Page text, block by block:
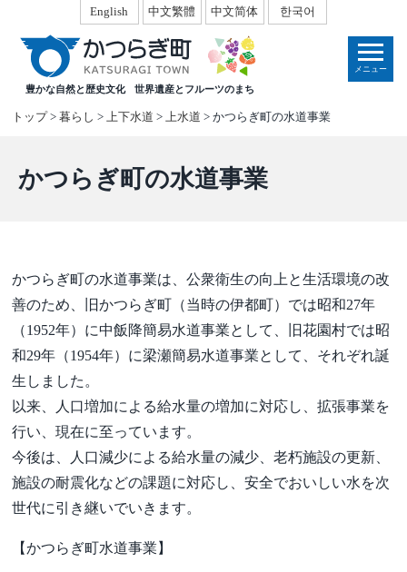
豊かな自然と歴史文化 世界遺産とフルーツのまち
English 中文繁體 中文简体 한국어
メニュー
トップ>暮らし > 上下水道 > 上水道 > かつらぎ町の水道事業
かつらぎ町の水道事業
かつらぎ町の水道事業は、公衆衛生の向上と生活環境の改
善のため、旧かつらぎ町（当時の伊都町）では昭和27年
（1952年）に中飯降簡易水道事業として、旧花園村では昭
和29年（1954年）に梁瀬簡易水道事業として、それぞれ誕
生しました。
以来、人口増加による給水量の増加に対応し、拡張事業を
行い、現在に至っています。
今後は、人口減少による給水量の減少、老朽施設の更新、
施設の耐震化などの課題に対応し、安全でおいしい水を次
世代に引き継いでいきます。
【かつらぎ町水道事業】